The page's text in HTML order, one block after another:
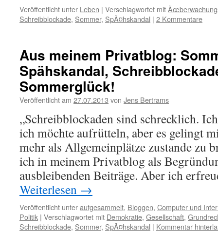
Veröffentlicht unter Leben | Verschlagwortet mit
Schreibblockade, Sommer, SpÃ¤hskandal | 2 Kommentare
Aus meinem Privatblog:
Spähskandal,
Sommerglück!
Veröffentlicht am 27.07.2013 von Jens Bertrams
„Schreibblockaden sind schrecklich.
ich möchte aufrütteln, aber es gelingt
mehr als Allgemeinplätze zustande zu
ich in meinem Privatblog als
ausbleibenden Beiträge. Aber ich
Weiterlesen →
Veröffentlicht unteraufgesammelt, Bloggen, Computer und
Politik | Verschlagwortet mit Demokratie, Gesellschaft,
Schreibblockade, Sommer, SpÃ¤hskandal | Kommentar